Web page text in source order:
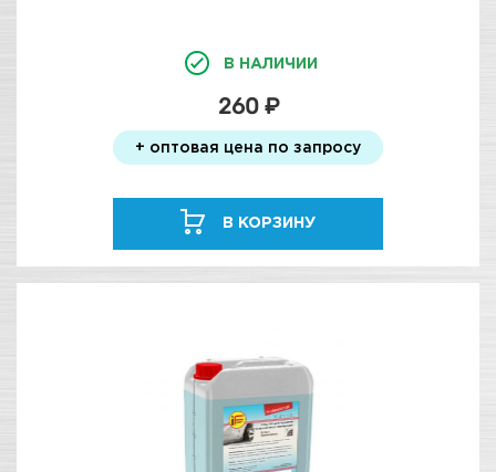
В НАЛИЧИИ
260 ₽
+ оптовая цена по запросу
В КОРЗИНУ